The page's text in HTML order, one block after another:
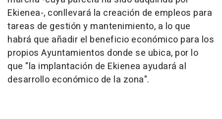
Ekienea-, conllevará la creación de empleos para
tareas de gestión y mantenimiento, a lo que
habrá que añadir el beneficio económico para los
propios Ayuntamientos donde se ubica, por lo
que "la implantación de Ekienea ayudará al
desarrollo económico de la zona".